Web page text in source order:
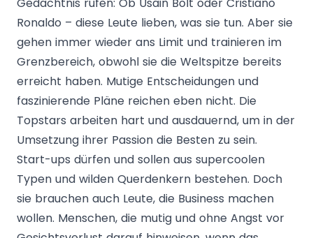
Ronaldo – diese Leute lieben, was sie tun. Aber sie
gehen immer wieder ans Limit und trainieren im
Grenzbereich, obwohl sie die Weltspitze bereits
erreicht haben. Mutige Entscheidungen und
faszinierende Pläne reichen eben nicht. Die
Topstars arbeiten hart und ausdauernd, um in der
Umsetzung ihrer Passion die Besten zu sein.
Start-ups dürfen und sollen aus supercoolen
Typen und wilden Querdenkern bestehen. Doch
sie brauchen auch Leute, die Business machen
wollen. Menschen, die mutig und ohne Angst vor